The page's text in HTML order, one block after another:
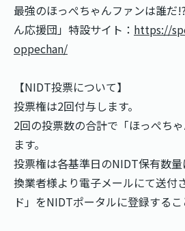
最強のほっぺちゃんファンは誰だ
ん応援団」特設サイト： https://
oppechan/
【NIDT投票について】
投票権は2回付与します。
2回の投票数の合計で「ほっぺち
ます。
投票権は各基準日のNIDT保有数
換業者様より電子メールにて送付
ド」をNIDTポータルに登録するこ